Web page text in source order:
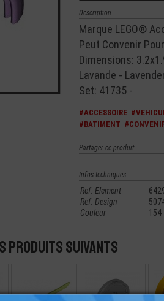
Description
Marque LEGO®
Peut Convenir
Dimensions:
Lavande -
Set: 41735 -
#ACCESSOIRE
#BATIMENT
Partager ce produit
Infos techniques
Ref. Element
Ref. Design
Couleur
154
produits suivants